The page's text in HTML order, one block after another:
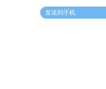
发送到手机